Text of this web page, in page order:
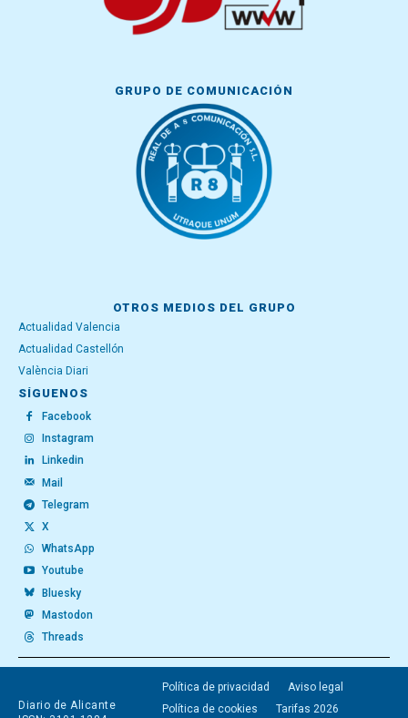
GRUPO DE COMUNICACIÓN
OTROS MEDIOS DEL GRUPO
Actualidad Valencia
Actualidad Castellón
València Diari
SÍGUENOS
Facebook
Instagram
Linkedin
Mail
Telegram
X
WhatsApp
Youtube
Bluesky
Mastodon
Threads
Diario de Alicante
Política de privacidad
Aviso legal
Política de cookies
Tarifas 2026